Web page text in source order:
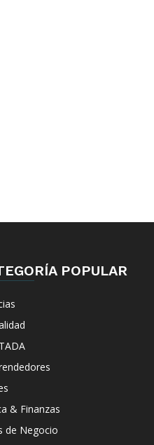
POPULAR
& Finanzas
de Negocio